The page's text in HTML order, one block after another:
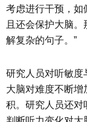
考虑进行干预，如
且还会保护大脑
解复杂的句子。”
研究人员对听敏度
大脑对难度不断
积。研究人员还对